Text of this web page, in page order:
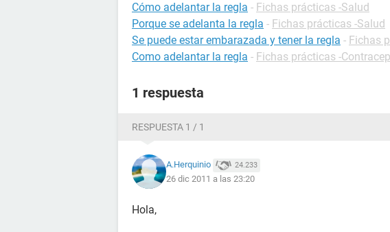
Cómo adelantar la regla - Fichas prácticas -Salud
Porque se adelanta la regla - Fichas prácticas -Salud
Se puede estar embarazada y tener la regla - Fichas
Como adelantar la regla - Fichas prácticas -
1 respuesta
RESPUESTA 1 / 1
A.Herquinio 24.233
26 dic 2011 a las 23:20
Hola,